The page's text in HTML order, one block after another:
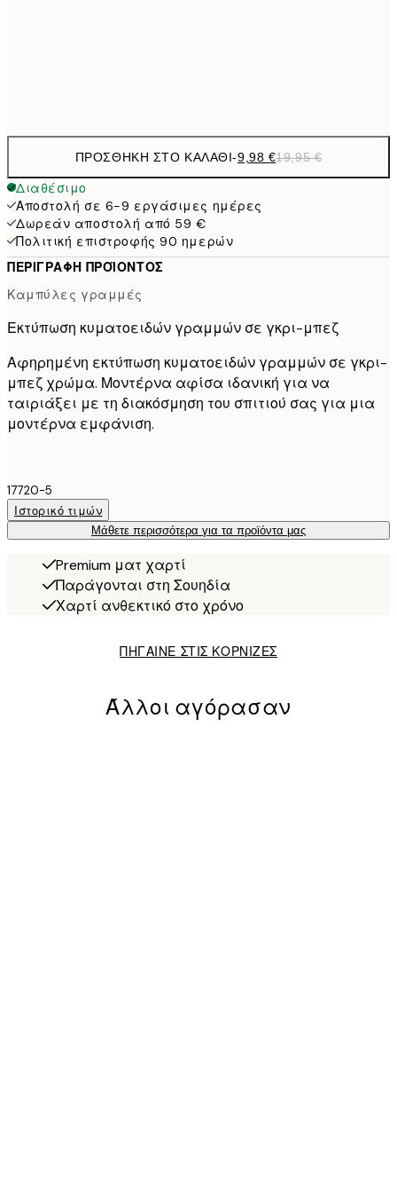
ΠΡΟΣΘΉΚΗ ΣΤΟ ΚΑΛΆΘΙ-9,98 €19,95 €
Διαθέσιμο
Αποστολή σε 6-9 εργάσιμες ημέρες
Δωρεάν αποστολή από 59 €
Πολιτική επιστροφής 90 ημερών
ΠΕΡΙΓΡΑΦΉ ΠΡΟΪΌΝΤΟΣ
Καμπύλες γραμμές
Εκτύπωση κυματοειδών γραμμών σε γκρι-μπεζ
Αφηρημένη εκτύπωση κυματοειδών γραμμών σε γκρι-
μπεζ χρώμα. Μοντέρνα αφίσα ιδανική για να
ταιριάξει με τη διακόσμηση του σπιτιού σας για μια
μοντέρνα εμφάνιση.
17720-5
Ιστορικό τιμών
Μάθετε περισσότερα για τα προϊόντα μας
Premium ματ χαρτί
Παράγονται στη Σουηδία
Χαρτί ανθεκτικό στο χρόνο
ΠΗΓΑΙΝΕ ΣΤΙΣ ΚΟΡΝΙΖΕΣ
Άλλοι αγόρασαν